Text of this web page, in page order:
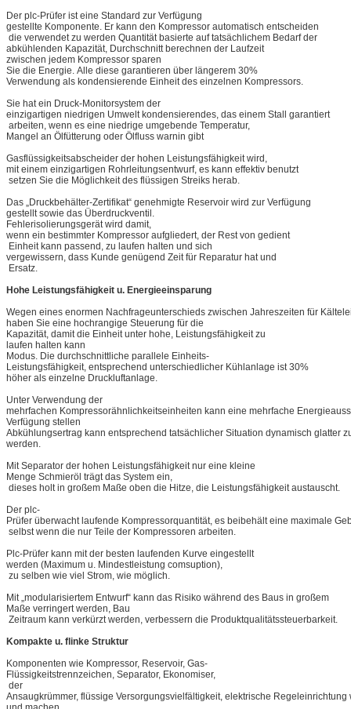
Der plc-Prüfer ist eine Standard zur Verfügung
gestellte Komponente. Er kann den Kompressor automatisch entscheiden
die verwendet zu werden Quantität basierte auf tatsächlichem Bedarf der
abkühlenden Kapazität, Durchschnitt berechnen der Laufzeit
zwischen jedem Kompressor sparen
Sie die Energie. Alle diese garantieren über längerem 30%
Verwendung als kondensierende Einheit des einzelnen Kompressors.
Sie hat ein Druck-Monitorsystem der
einzigartigen niedrigen Umwelt kondensierendes, das einem Stall garantiert
arbeiten, wenn es eine niedrige umgebende Temperatur,
Mangel an Ölfütterung oder Ölfluss warnin gibt
Gasflüssigkeitsabscheider der hohen Leistungsfähigkeit wird,
mit einem einzigartigen Rohrleitungsentwurf, es kann effektiv benutzt
setzen Sie die Möglichkeit des flüssigen Streiks herab.
Das „Druckbehälter-Zertifikat“ genehmigte Reservoir wird zur Verfügung
gestellt sowie das Überdruckventil.
Fehlerisolierungsgerät wird damit,
wenn ein bestimmter Kompressor aufgliedert, der Rest von gedient
Einheit kann passend, zu laufen halten und sich
vergewissern, dass Kunde genügend Zeit für Reparatur hat und
Ersatz.
Hohe Leistungsfähigkeit u. Energieeinsparung
Wegen eines enormen Nachfrageunterschieds zwischen Jahreszeiten für
haben Sie eine hochrangige Steuerung für die
Kapazität, damit die Einheit unter hohe, Leistungsfähigkeit zu
laufen halten kann
Modus. Die durchschnittliche parallele Einheits-
Leistungsfähigkeit, entsprechend unterschiedlicher Kühlanlage ist 30%
höher als einzelne Druckluftanlage.
Unter Verwendung der
mehrfachen Kompressorähnlichkeitseinheiten kann eine mehrfache
Verfügung stellen
Abkühlungsertrag kann entsprechend tatsächlicher Situation dynamisch glatter
werden.
Mit Separator der hohen Leistungsfähigkeit nur eine kleine
Menge Schmieröl trägt das System ein,
dieses holt in großem Maße oben die Hitze, die Leistungsfähigkeit austauscht.
Der plc-
Prüfer überwacht laufende Kompressorquantität, es beibehält eine maximale
selbst wenn die nur Teile der Kompressoren arbeiten.
Plc-Prüfer kann mit der besten laufenden Kurve eingestellt
werden (Maximum u. Mindestleistung comsuption),
zu selben wie viel Strom, wie möglich.
Mit „modularisiertem Entwurf“ kann das Risiko während des Baus in großem
Maße verringert werden, Bau
Zeitraum kann verkürzt werden, verbessern die Produktqualitätssteuerbarkeit.
Kompakte u. flinke Struktur
Komponenten wie Kompressor, Reservoir, Gas-
Flüssigkeitstrennzeichen, Separator, Ekonomiser,
der
Ansaugkrümmer, flüssige Versorgungsvielfältigkeit, elektrische